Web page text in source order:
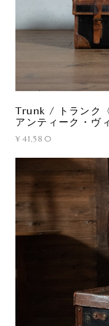
Trunk / トランク
アンティーク・ヴ
¥41,580